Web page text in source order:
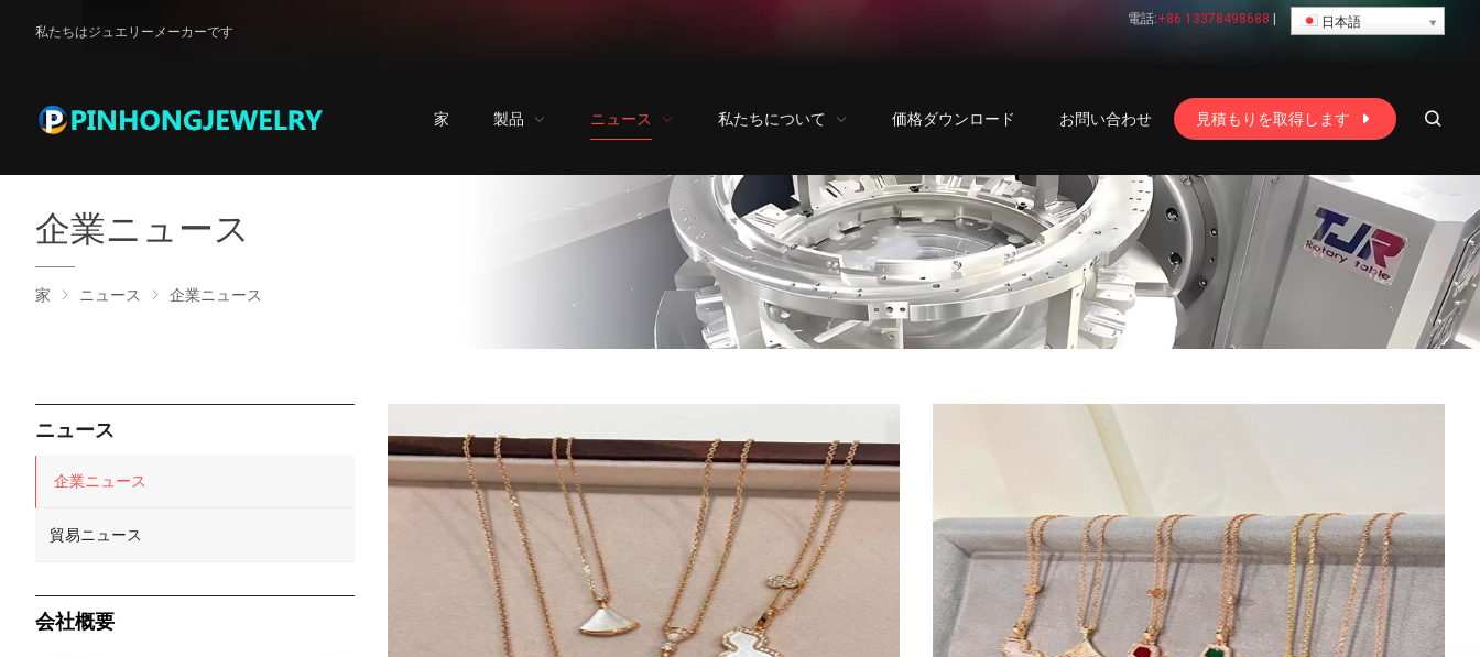
私たちはジュエリーメーカーです
電話:+86 13378498688 日本語
家 製品 ニュース 私たちについて 価格ダウンロード お問い合わせ 見積もりを取得します
企業ニュース
家 ニュース 企業ニュース
ニュース
企業ニュース
貿易ニュース
会社概要